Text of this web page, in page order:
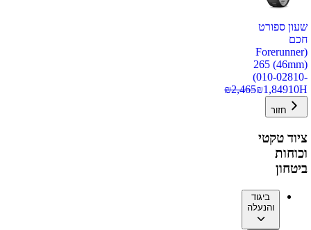
שעון ספורט
חכם
(Forerunner
265 (46mm)
(010-02810-
10H
₪1,849
₪2,465
חזור
ציוד טקטי
וכוחות
ביטחון
ביגוד
והנעלה